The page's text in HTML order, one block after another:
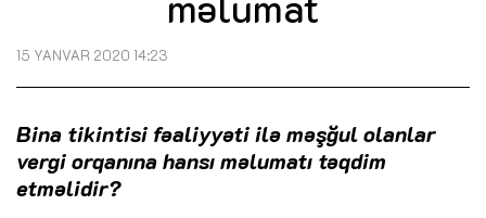
15 YANVAR 2020 14:23
Bina tikintisi fəaliyyəti ilə məşğul olanlar
vergi orqanına hansı məlumatı təqdim
etməlidir?